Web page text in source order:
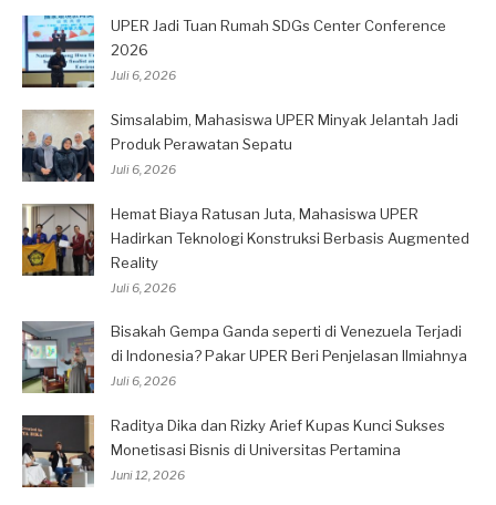
UPER Jadi Tuan Rumah SDGs Center Conference
2026
Juli 6, 2026
Simsalabim, Mahasiswa UPER Minyak Jelantah Jadi
Produk Perawatan Sepatu
Juli 6, 2026
Hemat Biaya Ratusan Juta, Mahasiswa UPER
Hadirkan Teknologi Konstruksi Berbasis Augmented
Reality
Juli 6, 2026
Bisakah Gempa Ganda seperti di Venezuela Terjadi
di Indonesia? Pakar UPER Beri Penjelasan Ilmiahnya
Juli 6, 2026
Raditya Dika dan Rizky Arief Kupas Kunci Sukses
Monetisasi Bisnis di Universitas Pertamina
Juni 12, 2026